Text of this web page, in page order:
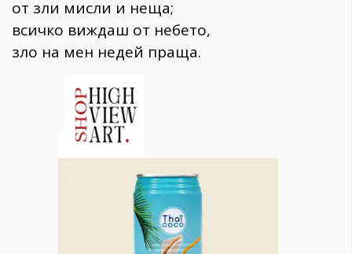
от зли мисли и неща;
всичко виждаш от небето,
зло на мен недей праща.